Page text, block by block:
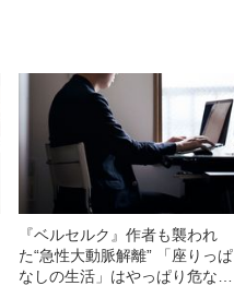
『ベルセルク』作者も襲われ
た“急性大動脈解離” 「座りっぱ
なしの生活」はやっぱり危な